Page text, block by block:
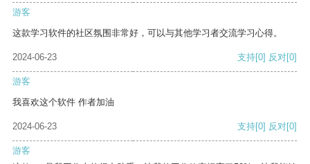
游客
这款学习软件的社区氛围非常好，可以与其他学习者交流学习心得。
2024-06-23 支持[0] 反对[0]
游客
我喜欢这个软件 作者加油
2024-06-23 支持[0] 反对[0]
游客